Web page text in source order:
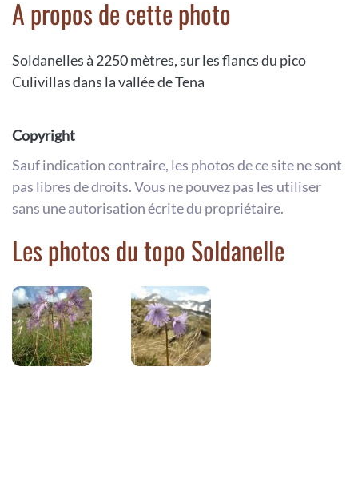
A propos de cette photo
Soldanelles à 2250 mètres, sur les flancs du pico
Culivillas dans la vallée de Tena
Copyright
Sauf indication contraire, les photos de ce site ne sont
pas libres de droits. Vous ne pouvez pas les utiliser
sans une autorisation écrite du propriétaire.
Les photos du topo Soldanelle